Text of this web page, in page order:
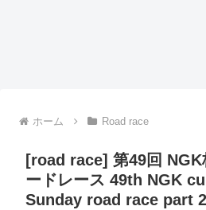
ホーム Road race
[road race] 第49回 NGK
ードレース 49th NGK
Sunday road race part